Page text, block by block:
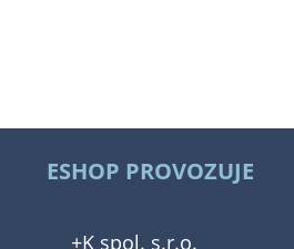
ESHOP PROVOZUJE
+K spol. s.r.o.